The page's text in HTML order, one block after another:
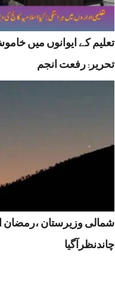
تعلیم کے ایوانوں میں
تحریر: رفعت انجم
شمالی وزیرستان ،رمضان
چاندنظرآگیا